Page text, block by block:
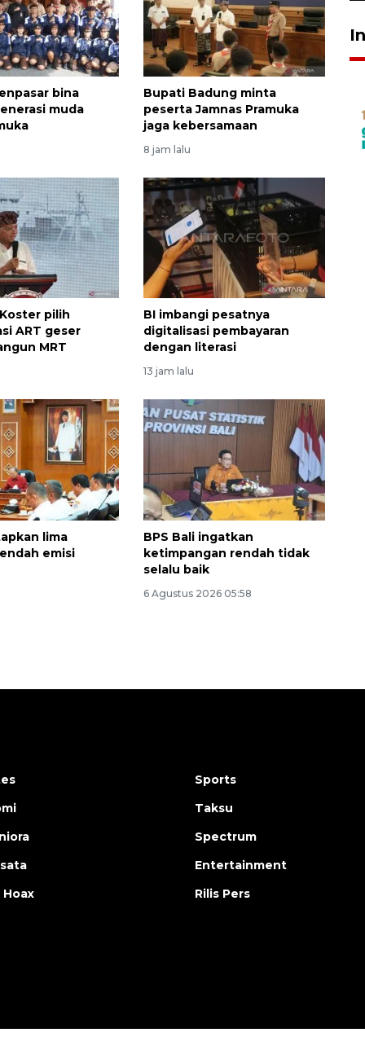
bina
muda
Bupati Badung minta
peserta Jamnas Pramuka
jaga kebersamaan
8 jam lalu
pilih
ART geser
MRT
BI imbangi pesatnya
digitalisasi pembayaran
dengan literasi
13 jam lalu
lima
emisi
BPS Bali ingatkan
ketimpangan rendah tidak
selalu baik
6 Agustus 2026 05:58
Vaksin HPV untuk siswa laki-
Sports
Taksu
Spectrum
Entertainment
Rilis Pers